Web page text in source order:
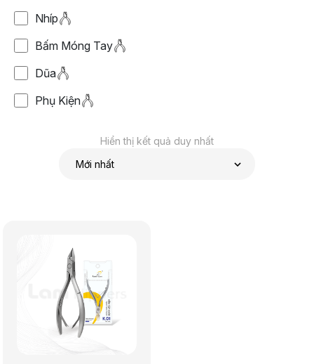
Nhíp
Bấm Móng Tay
Dũa
Phụ Kiện
Hiển thị kết quả duy nhất